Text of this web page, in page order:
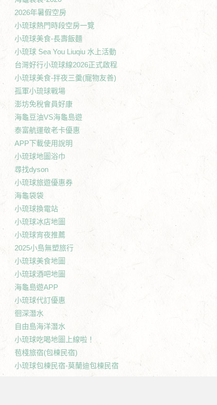
2026年暑假空房
小琉球熱門時段空房一覽
小琉球美食-長壽飯麵
小琉球 Sea You Liuqiu 水上活動
台灣好行小琉球線2026正式啟程
小琉球美食-拌夜三羹(寵物友善)
孤軍小琉球戰場
澎坊免稅會員好康
海龜豆油VS海龜島遊
泰富航運敬老卡優惠
APP下載使用說明
小琉球地圖浴巾
尋找dyson
小琉球旅遊優惠券
海龜袋袋
小琉球換電站
小琉球冰店地圖
小琉球宵夜推薦
2025小島無塑旅行
小琉球美食地圖
小琉球酒吧地圖
海龜島遊APP
小琉球代訂優惠
徊深潛水
自由島海洋潛水
小琉球吃喝地圖上線啦！
苞棧旅宿(包棟民宿)
小琉球包棟民宿-莫蘭迪包棟民宿